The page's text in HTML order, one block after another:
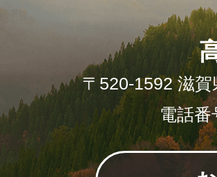
〒520-1592 滋
電話番